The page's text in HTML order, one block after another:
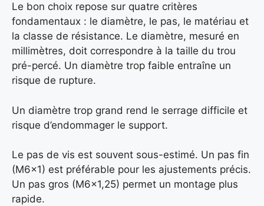
Le bon choix repose sur quatre critères
fondamentaux : le diamètre, le pas, le matériau et
la classe de résistance. Le diamètre, mesuré en
millimètres, doit correspondre à la taille du trou
pré-percé. Un diamètre trop faible entraîne un
risque de rupture.
Un diamètre trop grand rend le serrage difficile et
risque d’endommager le support.
Le pas de vis est souvent sous-estimé. Un pas fin
(M6x1) est préférable pour les ajustements précis.
Un pas gros (M6x1,25) permet un montage plus
rapide.